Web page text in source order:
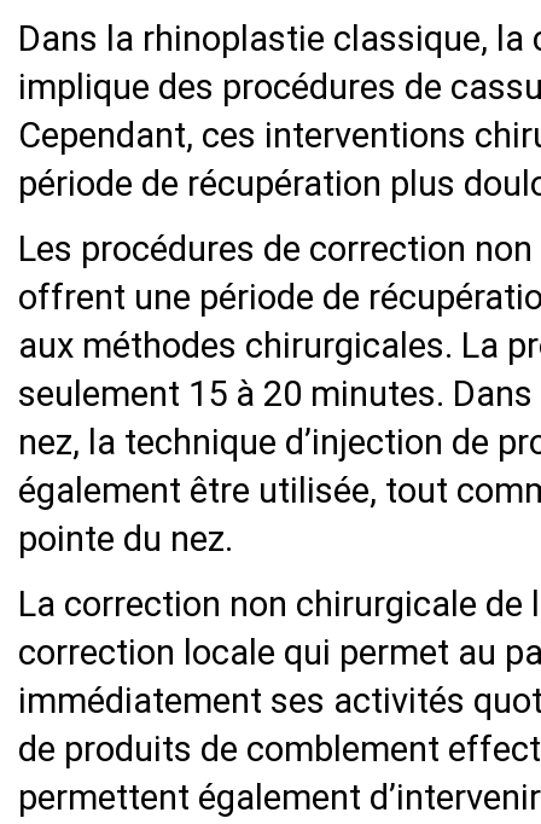
Dans la rhinoplastie classique,
implique des procédures de
Cependant, ces interventions
période de récupération plus
Les procédures de correction
offrent une période de
aux méthodes chirurgicales. La
seulement 15 à 20 minutes.
nez, la technique d’injection de
également être utilisée, tout
pointe du nez.
La correction non chirurgicale de
correction locale qui permet au
immédiatement ses activités
de produits de comblement
permettent également